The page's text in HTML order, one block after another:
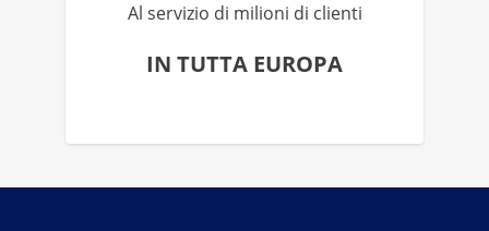
Al servizio di milioni di clienti
IN TUTTA EUROPA